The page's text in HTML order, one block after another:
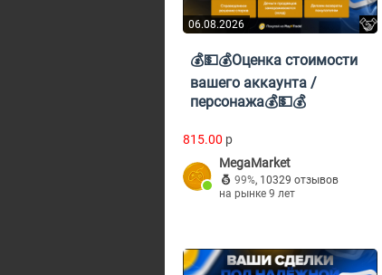
06.08.2026
💰💵💰Оценка стоимости
вашего аккаунта /
персонажа💰💵💰
815.00 p
MegaMarket
99%, 10329 отзывов
на рынке 9 лет